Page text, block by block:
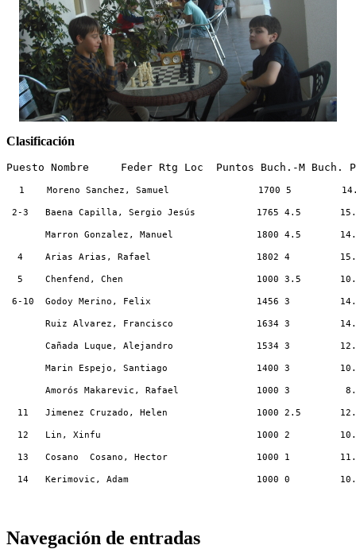
Clasificación
Puesto Nombre     Feder Rtg Loc  Puntos Buch.-M Buch.
1    Moreno Sanchez, Samuel                1700 5
2-3   Baena Capilla, Sergio Jesús           1765 4.5
Marron Gonzalez, Manuel               1800 4.5
4    Arias Arias, Rafael                   1802 4
5    Chenfend, Chen                        1000 3.5
6-10  Godoy Merino, Felix                   1456 3
Ruiz Alvarez, Francisco               1634 3
Cañada Luque, Alejandro               1534 3
Marin Espejo, Santiago                1400 3
Amorós Makarevic, Rafael              1000 3
11   Jimenez Cruzado, Helen                1000 2.5
12   Lin, Xinfu                            1000 2
13   Cosano  Cosano, Hector                1000 1
14   Kerimovic, Adam                       1000 0
Navegación de entradas